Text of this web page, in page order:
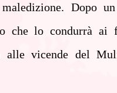
maledizione.
che lo condurrà
vicende del